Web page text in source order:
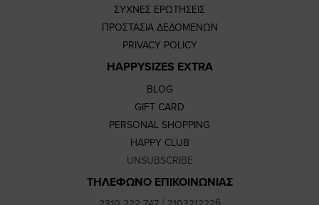
ΣΥΧΝΕΣ ΕΡΩΤΗΣΕΙΣ
ΠΡΟΣΤΑΣΙΑ ΔΕΔΟΜΕΝΩΝ
PRIVACY POLICY
HAPPYSIZES EXTRA
BLOG
GIFT CARD
PERSONAL SHOPPING
HAPPY CLUB
UNSUBSCRIBE
ΤΗΛΕΦΩΝΟ ΕΠΙΚΟΙΝΩΝΙΑΣ
2310 222 747/ 2103212226